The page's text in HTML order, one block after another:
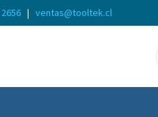
| ventas@tooltek.cl